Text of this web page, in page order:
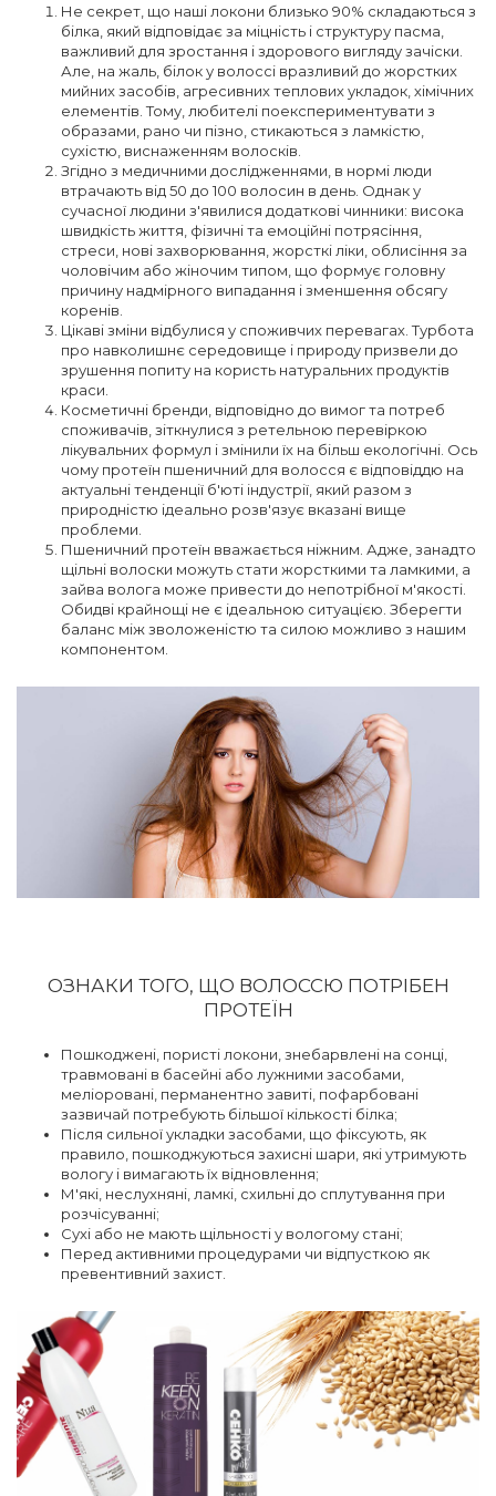
Не секрет, що наші локони близько 90% складаються з
білка, який відповідає за міцність і структуру пасма,
важливий для зростання і здорового вигляду зачіски.
Але, на жаль, білок у волоссі вразливий до жорстких
мийних засобів, агресивних теплових укладок, хімічних
елементів. Тому, любителі поекспериментувати з
образами, рано чи пізно, стикаються з ламкістю,
сухістю, виснаженням волосків.
Згідно з медичними дослідженнями, в нормі люди
втрачають від 50 до 100 волосин в день. Однак у
сучасної людини з'явилися додаткові чинники: висока
швидкість життя, фізичні та емоційні потрясіння,
стреси, нові захворювання, жорсткі ліки, облисіння за
чоловічим або жіночим типом, що формує головну
причину надмірного випадання і зменшення обсягу
коренів.
Цікаві зміни відбулися у споживчих перевагах. Турбота
про навколишнє середовище і природу призвели до
зрушення попиту на користь натуральних продуктів
краси.
Косметичні бренди, відповідно до вимог та потреб
споживачів, зіткнулися з ретельною перевіркою
лікувальних формул і змінили їх на більш екологічні. Ось
чому протеїн пшеничний для волосся є відповіддю на
актуальні тенденції б'юті індустрії, який разом з
природністю ідеально розв'язує вказані вище
проблеми.
Пшеничний протеїн вважається ніжним. Адже, занадто
щільні волоски можуть стати жорсткими та ламкими, а
зайва волога може привести до непотрібної м'якості.
Обидві крайнощі не є ідеальною ситуацією. Зберегти
баланс між зволоженістю та силою можливо з нашим
компонентом.
ОЗНАКИ ТОГО, ЩО ВОЛОССЮ ПОТРІБЕН
ПРОТЕЇН
Пошкоджені, пористі локони, знебарвлені на сонці,
травмовані в басейні або лужними засобами,
меліоровані, перманентно завиті, пофарбовані
зазвичай потребують більшої кількості білка;
Після сильної укладки засобами, що фіксують, як
правило, пошкоджуються захисні шари, які утримують
вологу і вимагають їх відновлення;
М'які, неслухняні, ламкі, схильні до сплутування при
розчісуванні;
Сухі або не мають щільності у вологому стані;
Перед активними процедурами чи відпусткою як
превентивний захист.